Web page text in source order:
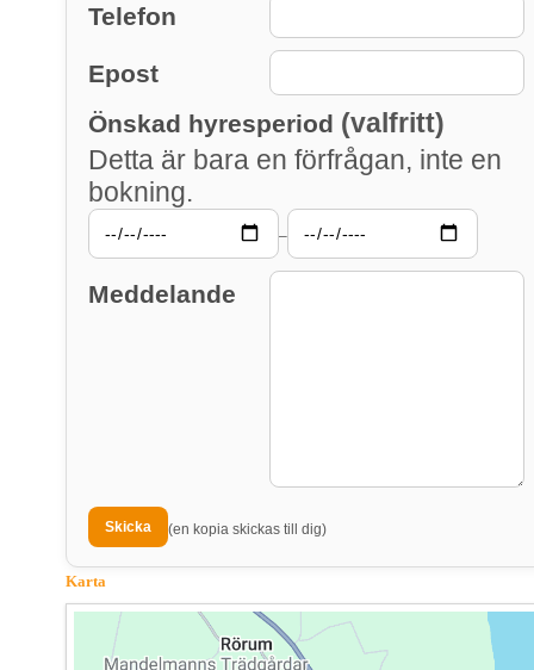
Telefon
Epost
Önskad hyresperiod (valfritt)
Detta är bara en förfrågan, inte en
bokning.
–
Meddelande
(en kopia skickas till dig)
Karta